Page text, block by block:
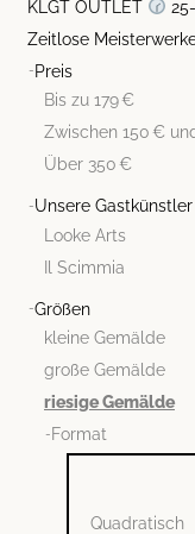
KLGT OUTLET
Zeitlose
Preis
Bis zu 179 €
Zwischen 150 €
Über 350 €
Unsere Gastkünstler
Looke Arts
Il Scimmia
Größen
kleine Gemälde
große Gemälde
riesige Gemälde
Format
Quadratisch